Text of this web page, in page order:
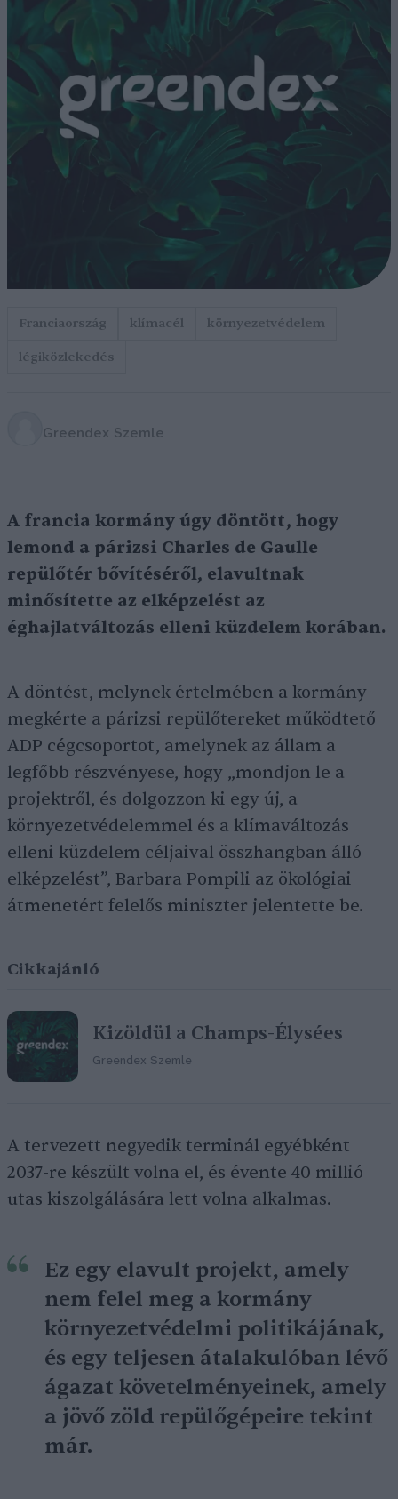
Franciaország klímacél
környezetvédelem
légiközlekedés
Greendex Szemle
A francia kormány úgy döntött, hogy
lemond a párizsi Charles de Gaulle
repülőtér bővítéséről, elavultnak
minősítette az elképzelést az
éghajlatváltozás elleni küzdelem korában.
A döntést, melynek értelmében a kormány
megkérte a párizsi repülőtereket működtető
ADP cégcsoportot, amelynek az állam a
legfőbb részvényese, hogy „mondjon le a
projektről, és dolgozzon ki egy új, a
környezetvédelemmel és a klímaváltozás
elleni küzdelem céljaival összhangban álló
elképzelést”, Barbara Pompili az ökológiai
átmenetért felelős miniszter jelentette be.
Cikkajánló
Kizöldül a Champs-Élysées
Greendex Szemle
A tervezett negyedik terminál egyébként
2037-re készült volna el, és évente 40 millió
utas kiszolgálására lett volna alkalmas.
Ez egy elavult projekt, amely
nem felel meg a kormány
környezetvédelmi politikájának,
és egy teljesen átalakulóban lévő
ágazat követelményeinek, amely
a jövő zöld repülőgépeire tekint
már.